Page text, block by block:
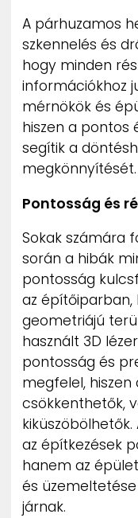
A párhuzamos
szkennelés és
hogy minden
információkhoz
mérnökök és
hiszen a pontos
segítik a
megkönnyítését.
Pontosság és
Sokak számára
során a hibák
pontosság
az
geometriájú
használt 3D
pontosság és
megfelel,
csökkenthetők,
az építkezések
hanem az
és
járnak.